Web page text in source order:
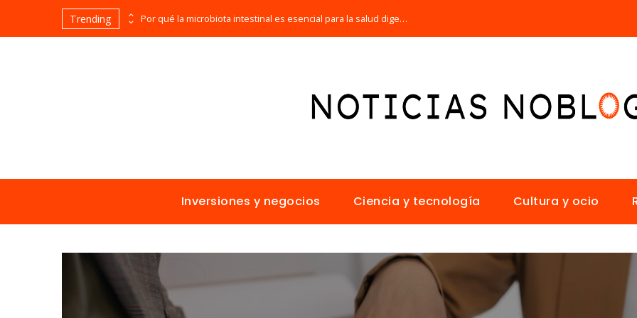
Trending Las 15 misiones espaciales fundamentales en la historia de la humanidad Por qué la microbiota intestinal es esencial para la salud digestiva
Inversiones y negocios Ciencia y tecnología Cultura y ocio